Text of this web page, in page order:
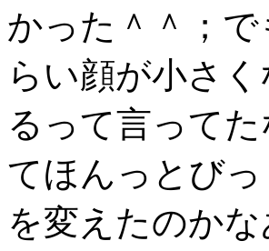
かった＾＾；
らい顔が小さ
るって言って
てほんっとび
を変えたのか